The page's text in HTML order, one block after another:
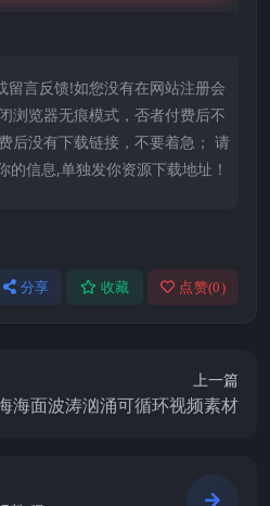
留言反馈!如您没有在网站注册会
浏览器无痕模式，否者付费后不
后没有下载链接，不要着急； 请
的信息,单独发你资源下载地址！
分享 收藏 点赞(0)
上一篇
海面波涛汹涌可循环视频素材